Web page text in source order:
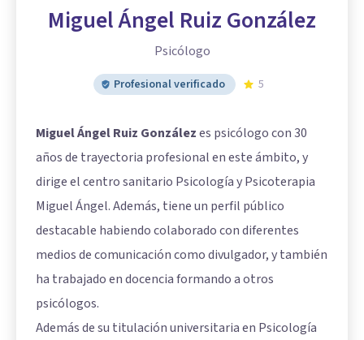
Miguel Ángel Ruiz González
Psicólogo
Profesional verificado 5
Miguel Ángel Ruiz Gonzálezes psicólogo con 30
años de trayectoria profesional en este ámbito, y
dirige el centro sanitario Psicología y Psicoterapia
Miguel Ángel. Además, tiene un perfil público
destacable habiendo colaborado con diferentes
medios de comunicación como divulgador, y también
ha trabajado en docencia formando a otros
psicólogos.
Además de su titulación universitaria en Psicología